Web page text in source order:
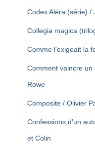
Codex Aléra (série) /
Collegia magica
Comme l’exigeait la
Comment vaincre
Rowe
Composite / Olivier
Confessions d’un
et Colin